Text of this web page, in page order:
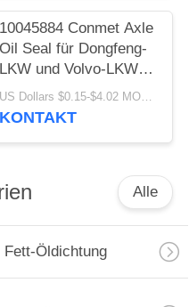
10045884 Conmet Axle
Oil Seal für Dongfeng-
LKW und Volvo-LKW
133.36x187.5x24
US Dollars $0.15-$4.02 MOQ:20 Teile
KONTAKT
Alle
Fett-Öldichtung